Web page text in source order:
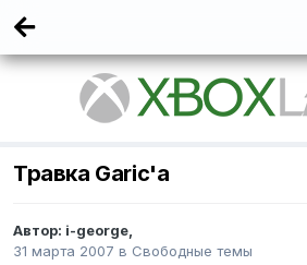
Травка Garic'а
Автор: i-george,
31 марта 2007 в Свободные темы